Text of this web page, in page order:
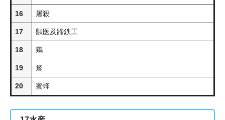
16 屠殺
17 獣医及蹄鉄工
18 鶏
19 鶩
20 蜜蜂